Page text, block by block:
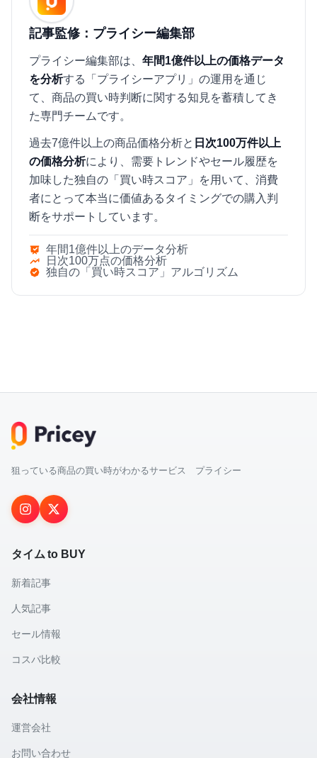
記事監修：プライシー編集部
プライシー編集部は、 年間1億件以上の価格データ
を分析する「プライシーアプリ」の運用を通じ
て、商品の買い時判断に関する知見を蓄積してき
た専門チームです。
過去7億件以上の商品価格分析と 日次100万件以上
の価格分析により、需要トレンドやセール履歴を
加味した独自の「買い時スコア」を用いて、消費
者にとって本当に価値あるタイミングでの購入判
断をサポートしています。
年間1億件以上のデータ分析
日次100万点の価格分析
独自の「買い時スコア」アルゴリズム
狙っている商品の買い時がわかるサービス プライシー
タイム to BUY
新着記事
人気記事
セール情報
コスパ比較
会社情報
運営会社
お問い合わせ